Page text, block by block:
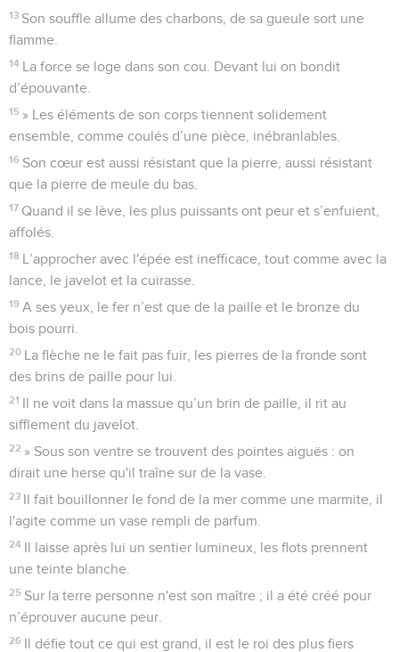
13 Son souffle allume des charbons, de sa gueule sort une
flamme.
14 La force se loge dans son cou. Devant lui on bondit
d’épouvante.
15 » Les éléments de son corps tiennent solidement
ensemble, comme coulés d’une pièce, inébranlables.
16 Son cœur est aussi résistant que la pierre, aussi résistant
que la pierre de meule du bas.
17 Quand il se lève, les plus puissants ont peur et s’enfuient,
affolés.
18 L’approcher avec l'épée est inefficace, tout comme avec la
lance, le javelot et la cuirasse.
19 A ses yeux, le fer n’est que de la paille et le bronze du
bois pourri.
20 La flèche ne le fait pas fuir, les pierres de la fronde sont
des brins de paille pour lui.
21 Il ne voit dans la massue qu’un brin de paille, il rit au
sifflement du javelot.
22 » Sous son ventre se trouvent des pointes aiguës : on
dirait une herse qu'il traîne sur de la vase.
23 Il fait bouillonner le fond de la mer comme une marmite, il
l'agite comme un vase rempli de parfum.
24 Il laisse après lui un sentier lumineux, les flots prennent
une teinte blanche.
25 Sur la terre personne n'est son maître ; il a été créé pour
n’éprouver aucune peur.
26 Il défie tout ce qui est grand, il est le roi des plus fiers